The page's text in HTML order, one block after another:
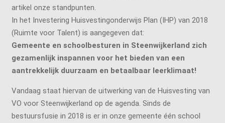
artikel onze standpunten.
In het Investering Huisvestingonderwijs Plan (IHP) van 2018
(Ruimte voor Talent) is aangegeven dat:
Gemeente en schoolbesturen in Steenwijkerland zich
gezamenlijk inspannen voor het bieden van een
aantrekkelijk duurzaam en betaalbaar leerklimaat!
Vandaag staat hiervan de uitwerking van de Huisvesting van
VO voor Steenwijkerland op de agenda. Sinds de
bestuursfusie in 2018 is er in onze gemeente één school